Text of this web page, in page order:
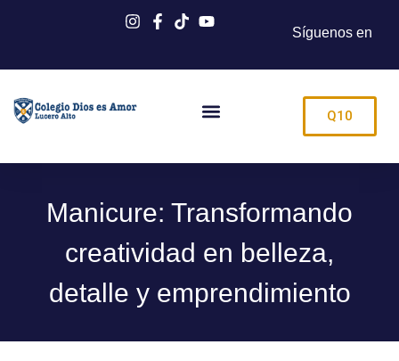
Síguenos en
Q10
Manicure: Transformando
creatividad en belleza,
detalle y emprendimiento